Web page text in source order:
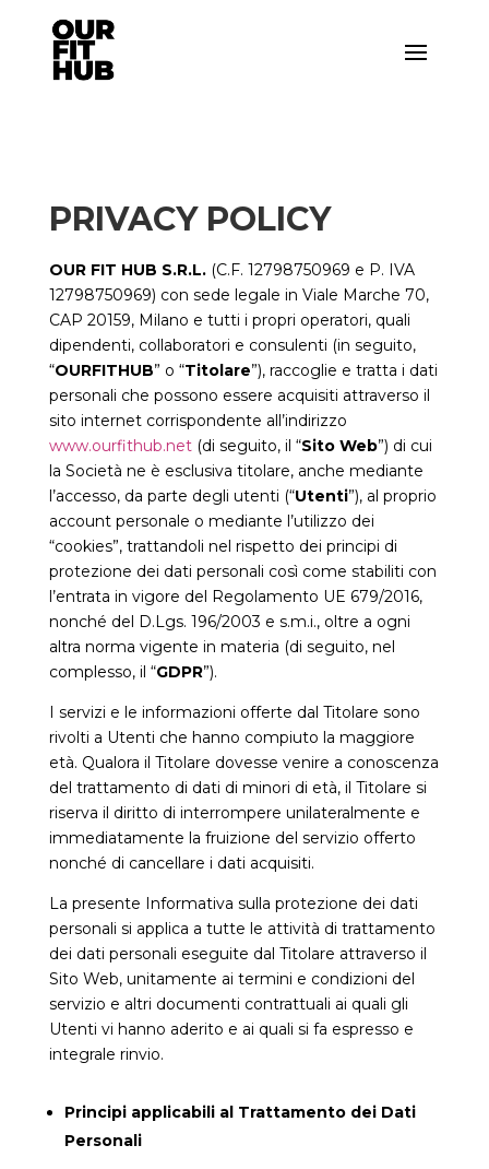
PRIVACY POLICY
OUR FIT HUB S.R.L.(C.F. 12798750969 e P. IVA
12798750969) con sede legale in Viale Marche 70,
CAP 20159, Milano e tutti i propri operatori, quali
dipendenti, collaboratori e consulenti (in seguito,
“OURFITHUB” o “Titolare”), raccoglie e tratta i dati
personali che possono essere acquisiti attraverso il
sito internet corrispondente all’indirizzo
www.ourfithub.net(di seguito, il “Sito Web”) di cui
la Società ne è esclusiva titolare, anche mediante
l’accesso, da parte degli utenti (“Utenti”), al proprio
account personale o mediante l’utilizzo dei
“cookies”, trattandoli nel rispetto dei principi di
protezione dei dati personali così come stabiliti con
l’entrata in vigore del Regolamento UE 679/2016,
nonché del D.Lgs. 196/2003 e s.m.i., oltre a ogni
altra norma vigente in materia (di seguito, nel
complesso, il “GDPR”).
I servizi e le informazioni offerte dal Titolare sono
rivolti a Utenti che hanno compiuto la maggiore
età. Qualora il Titolare dovesse venire a conoscenza
del trattamento di dati di minori di età, il Titolare si
riserva il diritto di interrompere unilateralmente e
immediatamente la fruizione del servizio offerto
nonché di cancellare i dati acquisiti.
La presente Informativa sulla protezione dei dati
personali si applica a tutte le attività di trattamento
dei dati personali eseguite dal Titolare attraverso il
Sito Web, unitamente ai termini e condizioni del
servizio e altri documenti contrattuali ai quali gli
Utenti vi hanno aderito e ai quali si fa espresso e
integrale rinvio.
Principi applicabili al Trattamento dei Dati
Personali